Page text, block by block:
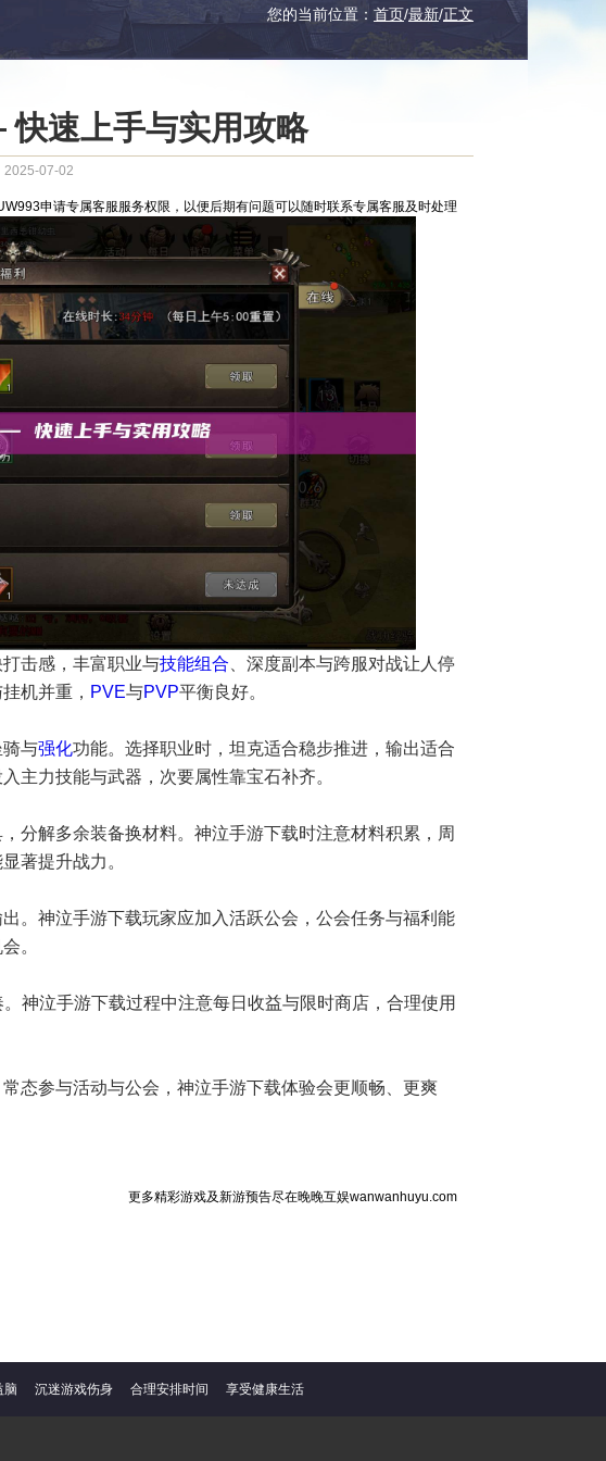
您的当前位置： 首页/最新/正文
速上手与实用攻略
2025-07-02
申请专属客服服务权限，以便后期有问题可以随时联系专属客服及时处理
击感，丰富职业与技能组合 、深度副本与跨服对战让人停
机并重， PVE与PVP平衡良好。
与强化功能。选择职业时，坦克适合稳步推进，输出适合
主力技能与武器，次要属性靠宝石补齐。
分解多余装备换材料。神泣手游下载时注意材料积累，周
著提升战力。
。神泣手游下载玩家应加入活跃公会，公会任务与福利能
。
神泣手游下载过程中注意每日收益与限时商店，合理使用
态参与活动与公会，神泣手游下载体验会更顺畅、更爽
更多精彩游戏及新游预告尽在晚晚互娱wanwanhuyu.com
脑 沉迷游戏伤身 合理安排时间 享受健康生活